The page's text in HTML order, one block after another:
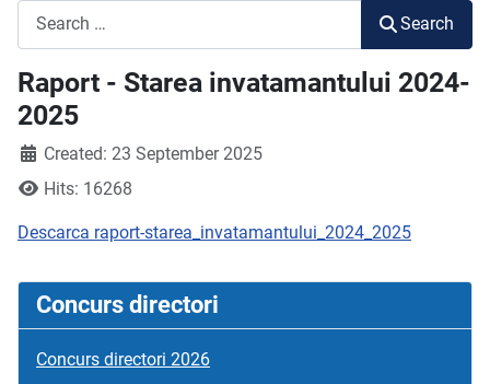
Search
Raport - Starea invatamantului 2024-
2025
Created: 23 September 2025
Hits: 16268
Descarca raport-starea_invatamantului_2024_2025
Concurs directori
Concurs directori 2026